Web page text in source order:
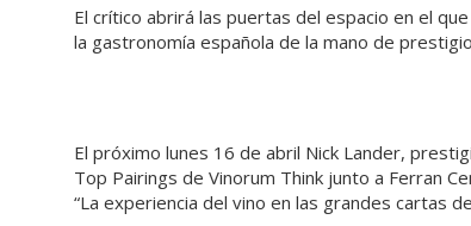
El crítico abrirá las puertas del espacio en el
la gastronomía española de la mano de
El próximo lunes 16 de abril Nick Lander,
Top Pairings de Vinorum Think junto a Ferran
“La experiencia del vino en las grandes cartas